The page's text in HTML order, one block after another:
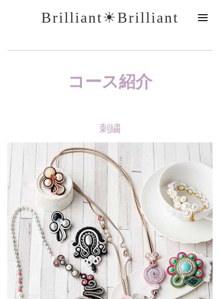
Brilliant☀︎Brilliant
コース紹介
刺繍